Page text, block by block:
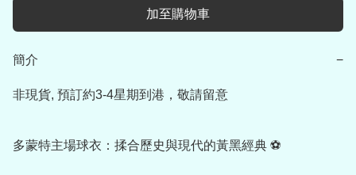
加至購物車
簡介 −
非現貨, 預訂約3-4星期到港，敬請留意
多蒙特主場球衣：揉合歷史與現代的黃黑經典 ⚽